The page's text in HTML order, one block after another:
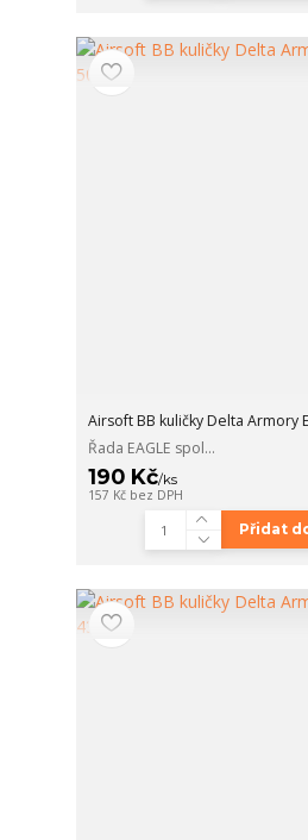
Airsoft BB kuličky Delta Armory
Řada EAGLE spol...
190 Kč/ks
157 Kč bez DPH
Přidat